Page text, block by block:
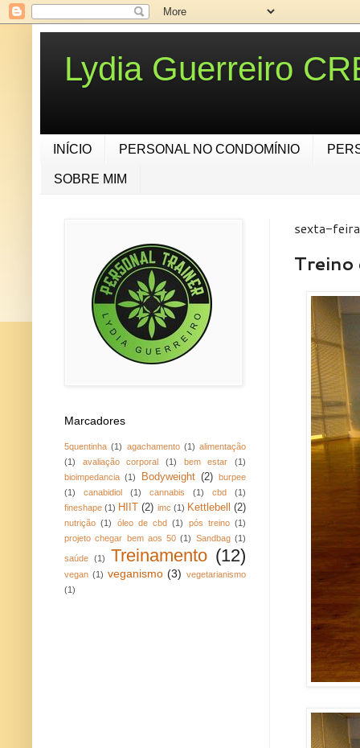
Lydia Guerreiro
INÍCIO PERSONAL NO CONDOMÍNIO
SOBRE MIM
sexta-
Treino
Marcadores
5quentinha (1) agachamento (1) alimentação
(1)
avaliação corporal (1) bem estar
(1)
bioimpedancia (1) Bodyweight (2)
burpee
(1)
canabidiol (1) cannabis (1) cbd
(1)
fineshape (1) HIIT (2) imc (1) Kettlebell (2)
nutrição (1) óleo de cbd (1) pós treino (1)
projeto chegar bem aos 50 (1) Sandbag (1)
saúde (1) Treinamento (12)
vegan (1) veganismo (3) vegetarianismo
(1)